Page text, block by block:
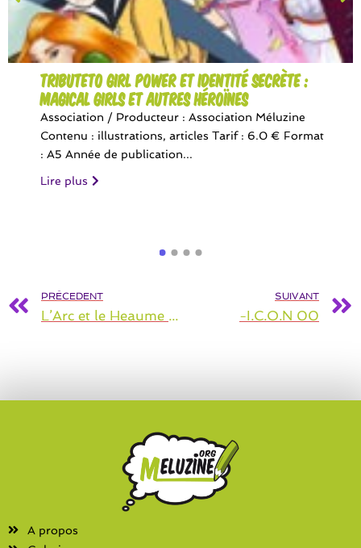
TributeTo Girl Power et Identité Secrète :
Magical Girls et autres héroïnes
Association / Producteur : Association Méluzine
Contenu : illustrations, articles Tarif : 6.0 € Format
: A5 Année de publication...
Lire plus
PRÉCEDENT
L’Arc et le Heaume – N° 2 – Les Animaux chez Tolkien
SUIVANT
-I.C.O.N 00
A propos